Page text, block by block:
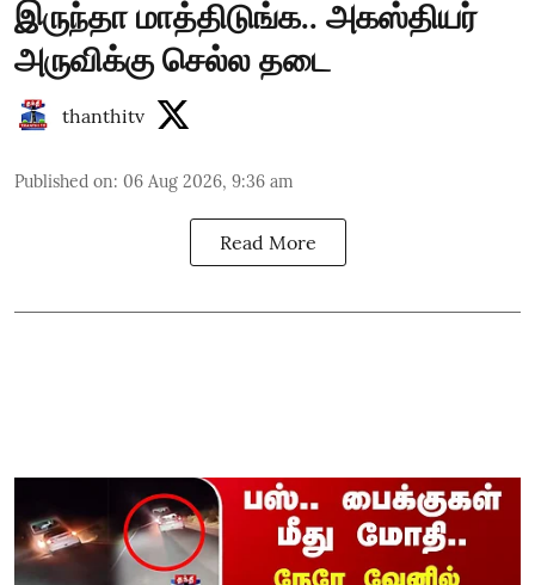
இருந்தா மாத்திடுங்க.. அகஸ்தியர்
அருவிக்கு செல்ல தடை
thanthitv
Published on: 06 Aug 2026, 9:36 am
Read More